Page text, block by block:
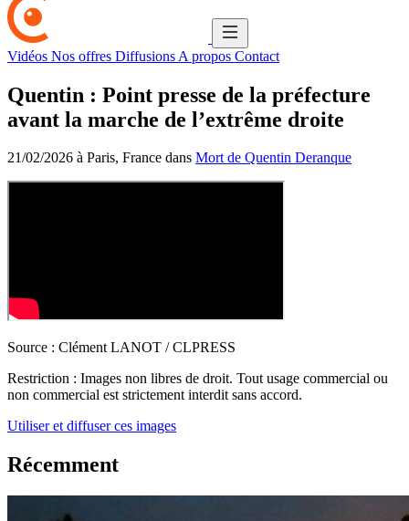
Vidéos Nos offres Diffusions A propos Contact
Quentin : Point presse de la préfecture
avant la marche de l’extrême droite
21/02/2026 à Paris, France dans Mort de Quentin Deranque
Source : Clément LANOT / CLPRESS
Restriction : Images non libres de droit. Tout usage commercial ou
non commercial est strictement interdit sans accord.
Utiliser et diffuser ces images
Récemment